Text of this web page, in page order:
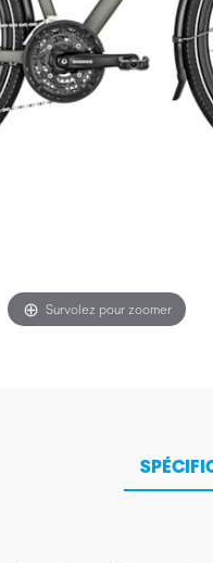
Survolez pour zoomer